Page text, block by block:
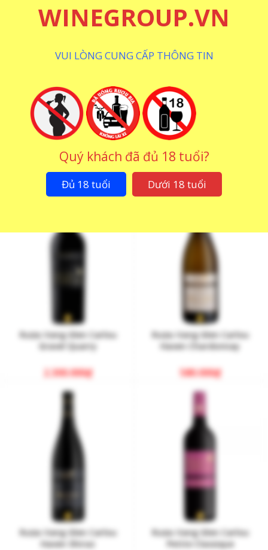
WINEGROUP.VN
VUI LÒNG CUNG CẤP THÔNG TIN
Quý khách đã đủ 18 tuổi?
Đủ 18 tuổi Dưới 18 tuổi
Rượu Vang Glen Carlou
1.650.000₫
Rượu Vang Glen Carlou
Grand Classique
1.480.000₫
Rượu Vang Glen Carlou
Gravel Quarry
2.300.000₫
Rượu Vang Glen Carlou
Haven Chardonnay
580.000₫
Rượu Vang Glen Carlou
Haven Shiraz
Rượu Vang Glen Carlou
Petite Classique